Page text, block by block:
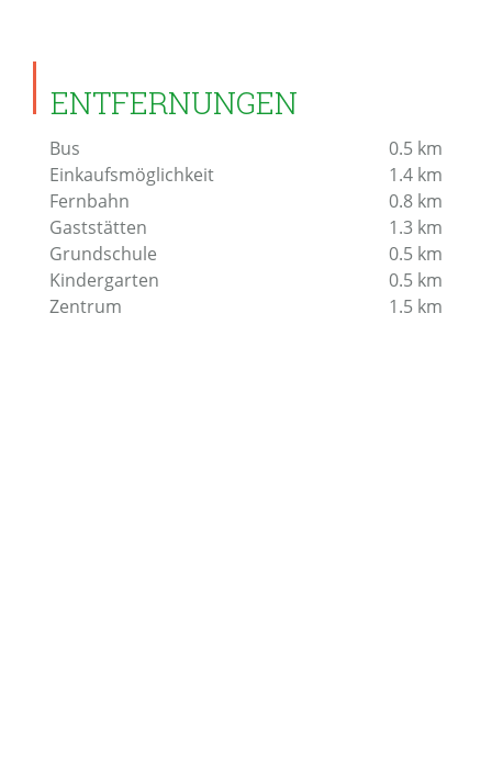
ENTFERNUNGEN
Bus 0.5 km
Einkaufsmöglichkeit
1.4 km
Fernbahn
0.8 km
Gaststätten
1.3 km
Grundschule
0.5 km
Kindergarten
0.5 km
Zentrum
1.5 km